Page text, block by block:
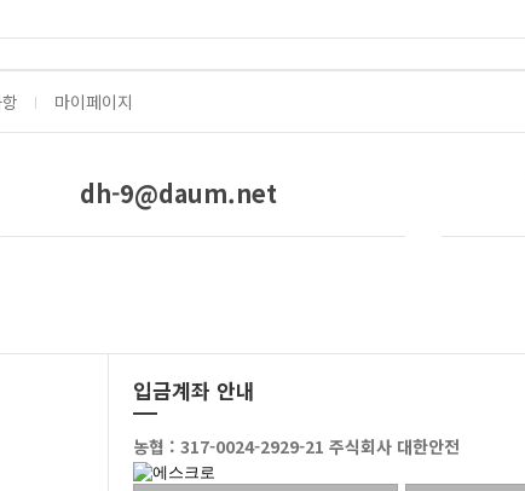
마이페이지
dh-9@daum.net
입금계좌 안내
농협 : 317-0024-2929-21 주식회사 대한안전